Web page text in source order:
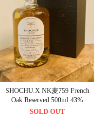
SHOCHU.X NK麦759 French
Oak Reserved 500ml 43%
SOLD OUT